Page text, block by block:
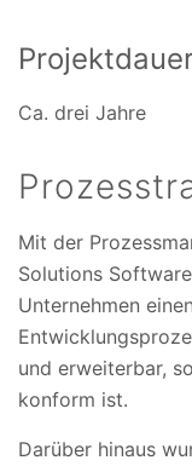
Ca. drei Jahre
Mit der
Solutions
Unternehmen
und erweiterbar,
konform ist.
Darüber hinaus